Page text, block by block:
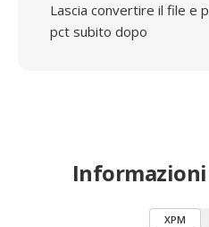
Lascia convertire il file e
pct subito dopo
XPM